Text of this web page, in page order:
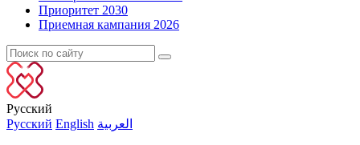
Приоритет 2030
Приемная кампания 2026
Русский
Русский English العربية